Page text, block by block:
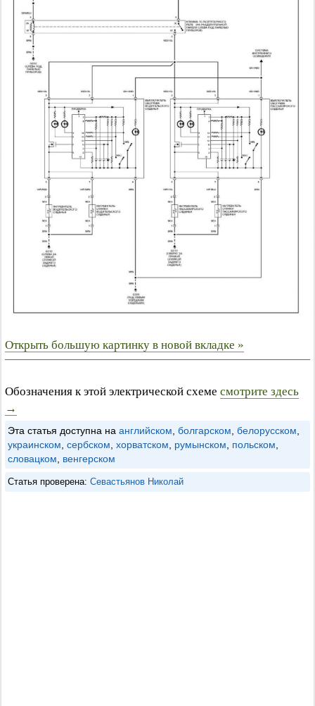
Открыть большую картинку в новой вкладке »
Обозначения к этой электрической схеме смотрите здесь
→
Эта статья доступна на английском болгарском белорусском
украинском сербском хорватском румынском польском
словацком
венгерском
Статья проверена: Севастьянов Николай